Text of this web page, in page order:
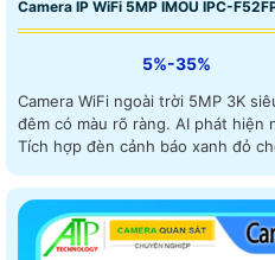
Camera IP WiFi 5MP IMOU IPC-
5%-35%
Camera WiFi ngoài trời 5MP 3K
đêm có màu rõ ràng. AI phát hiện
Tích hợp đèn cảnh báo xanh đỏ